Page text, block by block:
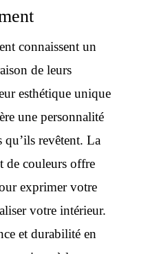
connaissent un
de leurs
esthétique unique
une personnalité
qu’ils revêtent. La
de couleurs offre
exprimer votre
votre intérieur.
et durabilité en